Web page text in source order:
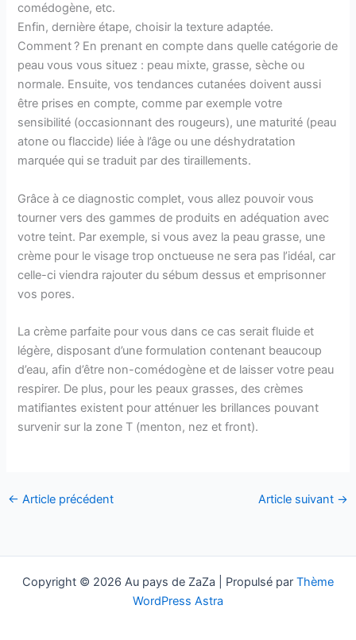
comédogène, etc.
Enfin, dernière étape, choisir la texture adaptée.
Comment ? En prenant en compte dans quelle catégorie de
peau vous vous situez : peau mixte, grasse, sèche ou
normale. Ensuite, vos tendances cutanées doivent aussi
être prises en compte, comme par exemple votre
sensibilité (occasionnant des rougeurs), une maturité (peau
atone ou flaccide) liée à l’âge ou une déshydratation
marquée qui se traduit par des tiraillements.
Grâce à ce diagnostic complet, vous allez pouvoir vous
tourner vers des gammes de produits en adéquation avec
votre teint. Par exemple, si vous avez la peau grasse, une
crème pour le visage trop onctueuse ne sera pas l’idéal, car
celle-ci viendra rajouter du sébum dessus et emprisonner
vos pores.
La crème parfaite pour vous dans ce cas serait fluide et
légère, disposant d’une formulation contenant beaucoup
d’eau, afin d’être non-comédogène et de laisser votre peau
respirer. De plus, pour les peaux grasses, des crèmes
matifiantes existent pour atténuer les brillances pouvant
survenir sur la zone T (menton, nez et front).
← Article précédent Article suivant →
Copyright © 2026 Au pays de ZaZa | Propulsé par Thème
WordPress Astra